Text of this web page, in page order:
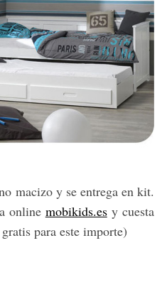
macizo y se entrega en kit.
online mobikids.esy cuesta
para este importe)